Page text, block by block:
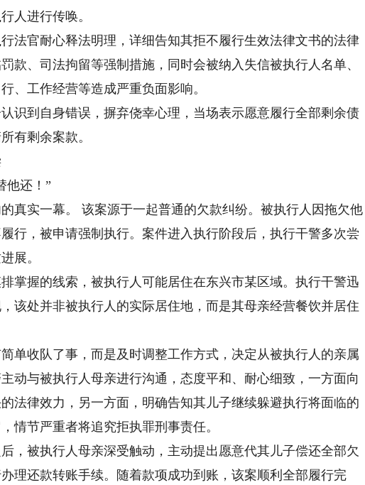
人进行传唤。
官耐心释法明理，详细告知其拒不履行生效法律文书的法律
款、司法拘留等强制措施，同时会被纳入失信被执行人名单、
、工作经营等造成严重负面影响。
到自身错误，摒弃侥幸心理，当场表示愿意履行全部剩余债
有剩余案款。
还！”
实一幕。 该案源于一起普通的欠款纠纷。被执行人因拖欠他
行，被申请强制执行。案件进入执行阶段后，执行干警多次尝
展。
握的线索，被执行人可能居住在东兴市某区域。执行干警迅
该处并非被执行人的实际居住地，而是其母亲经营餐饮并居住
收队了事，而是及时调整工作方式，决定从被执行人的亲属
动与被执行人母亲进行沟通，态度平和、耐心细致，一方面向
法律效力，另一方面，明确告知其儿子继续躲避执行将面临的
节严重者将追究拒执罪刑事责任。
被执行人母亲深受触动，主动提出愿意代其儿子偿还全部欠
理还款转账手续。随着款项成功到账，该案顺利全部履行完